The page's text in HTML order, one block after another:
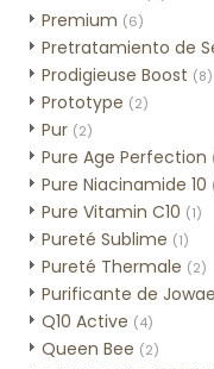
Premium (6)
Pretratamiento de
Prodigieuse Boost (8)
Prototype (2)
Pur (2)
Pure Age Perfection
Pure Niacinamide 10
Pure Vitamin C10 (1)
Pureté Sublime (1)
Pureté Thermale (2)
Purificante de Jowae
Q10 Active (4)
Queen Bee (2)